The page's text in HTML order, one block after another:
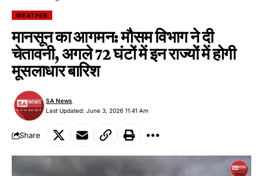
WEATHER
​मानसून का आगमन: मौसम विभाग ने दी
चेतावनी, अगले 72 घंटों में इन राज्यों में होगी
मूसलाधार बारिश
Last Updated: June 3, 2026 11:41 Am
SA News
Share